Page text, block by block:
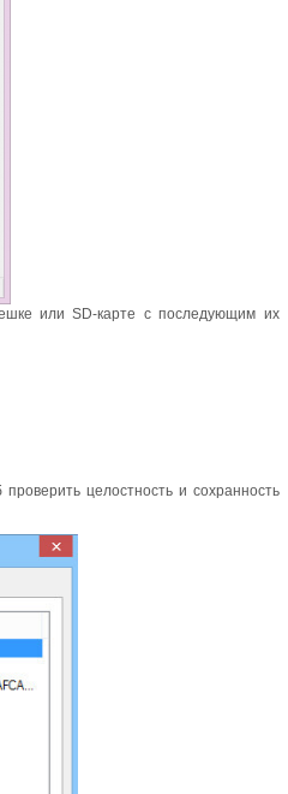
или SD-карте с последующим их
целостность и сохранность